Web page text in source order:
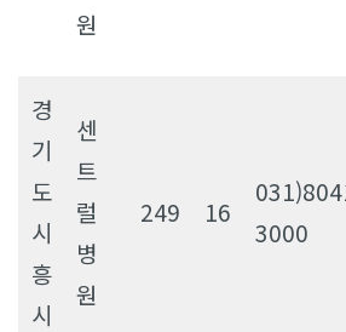
원
경
기
도
시
흥
시
센
트
럴
병
원
249 16
3000